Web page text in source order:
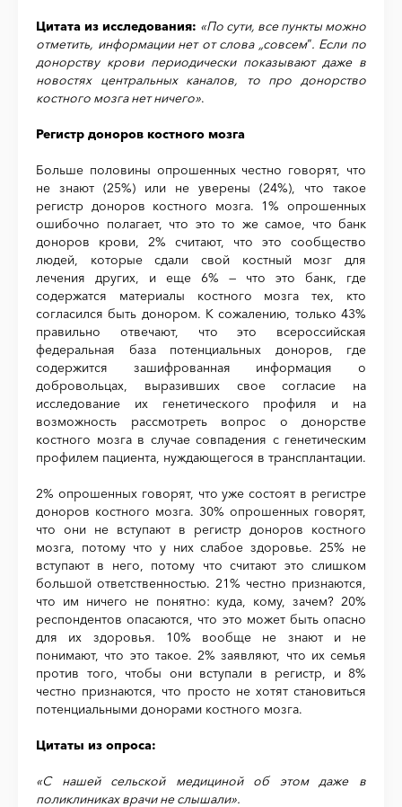
Цитата из исследования: «По сути, все пункты можно
отметить, информации нет от слова „совсем‟. Если по
донорству крови периодически показывают даже в
новостях центральных каналов, то про донорство
костного мозга нет ничего».
Регистр доноров костного мозга
Больше половины опрошенных честно говорят, что
не знают (25%) или не уверены (24%), что такое
регистр доноров костного мозга. 1% опрошенных
ошибочно полагает, что это то же самое, что банк
доноров крови, 2% считают, что это сообщество
людей, которые сдали свой костный мозг для
лечения других, и еще 6% — что это банк, где
содержатся материалы костного мозга тех, кто
согласился быть донором. К сожалению, только 43%
правильно отвечают, что это всероссийская
федеральная база потенциальных доноров, где
содержится зашифрованная информация о
добровольцах, выразивших свое согласие на
исследование их генетического профиля и на
возможность рассмотреть вопрос о донорстве
костного мозга в случае совпадения с генетическим
профилем пациента, нуждающегося в трансплантации.
2% опрошенных говорят, что уже состоят в регистре
доноров костного мозга. 30% опрошенных говорят,
что они не вступают в регистр доноров костного
мозга, потому что у них слабое здоровье. 25% не
вступают в него, потому что считают это слишком
большой ответственностью. 21% честно признаются,
что им ничего не понятно: куда, кому, зачем? 20%
респондентов опасаются, что это может быть опасно
для их здоровья. 10% вообще не знают и не
понимают, что это такое. 2% заявляют, что их семья
против того, чтобы они вступали в регистр, и 8%
честно признаются, что просто не хотят становиться
потенциальными донорами костного мозга.
Цитаты из опроса:
«С нашей сельской медициной об этом даже в
поликлиниках врачи не слышали».